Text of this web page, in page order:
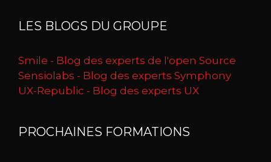
LES BLOGS DU GROUPE
Smile - Blog des experts de l'open Source
Sensiolabs - Blog des experts Symphony
UX-Republic - Blog des experts UX
PROCHAINES FORMATIONS